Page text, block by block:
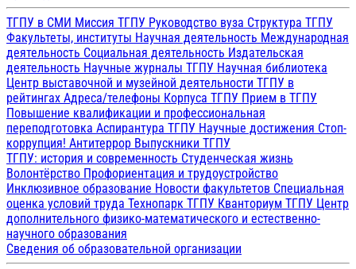
ТГПУ в СМИ Миссия ТГПУ Руководство вуза Структура ТГПУ
Факультеты, институты Научная деятельность Международная
деятельность Социальная деятельность Издательская
деятельность Научные журналы ТГПУ Научная библиотека
Центр выставочной и музейной деятельности ТГПУ в
рейтингах Адреса/телефоны Корпуса ТГПУ Прием в ТГПУ
Повышение квалификации и профессиональная
переподготовка Аспирантура ТГПУ Научные достижения Стоп-
коррупция! Антитеррор Выпускники ТГПУ
ТГПУ: история и современность Студенческая жизнь
Волонтёрство Профориентация и трудоустройство
Инклюзивное образование Новости факультетов Специальная
оценка условий труда Технопарк ТГПУ Кванториум ТГПУ Центр
дополнительного физико-математического и естественно-
научного образования
Сведения об образовательной организации